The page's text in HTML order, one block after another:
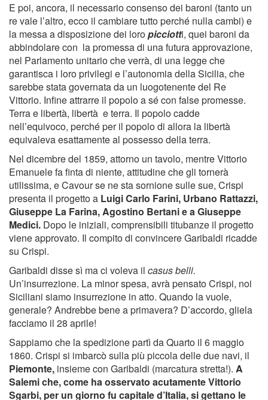
E poi, ancora, il necessario consenso dei baroni (tanto un
re vale l’altro, ecco il cambiare tutto perché nulla cambi) e
la messa a disposizione dei loropicciotti, quei baroni da
abbindolare con la promessa di una futura approvazione,
nel Parlamento unitario che verrà, di una legge che
garantisca i loro privilegi e l’autonomia della Sicilia, che
sarebbe stata governata da un luogotenente del Re
Vittorio. Infine attrarre il popolo a sé con false promesse.
Terra e libertà, libertà e terra. Il popolo cadde
nell’equivoco, perché per il popolo di allora la libertà
equivaleva esattamente al possesso della terra.
Nel dicembre del 1859, attorno un tavolo, mentre Vittorio
Emanuele fa finta di niente, attitudine che gli tornerà
utilissima, e Cavour se ne sta sornione sulle sue, Crispi
presenta il progetto a Luigi Carlo Farini, Urbano Rattazzi,
Giuseppe La Farina, Agostino Bertani e a Giuseppe
Medici. Dopo le iniziali, comprensibili titubanze il progetto
viene approvato. Il compito di convincere Garibaldi ricadde
su Crispi.
Garibaldi disse sì ma ci voleva il casus belli.
Un’insurrezione. La minor spesa, avrà pensato Crispi, noi
Siciliani siamo insurrezione in atto. Quando la vuole,
generale? Andrebbe bene a primavera? D’accordo, gliela
facciamo il 28 aprile!
Sappiamo che la spedizione partì da Quarto il 6 maggio
1860. Crispi si imbarcò sulla più piccola delle due navi, il
Piemonte, insieme con Garibaldi (marcatura stretta!). A
Salemi che, come ha osservato acutamente Vittorio
Sgarbi, per un giorno fu capitale d’Italia, si gettano le